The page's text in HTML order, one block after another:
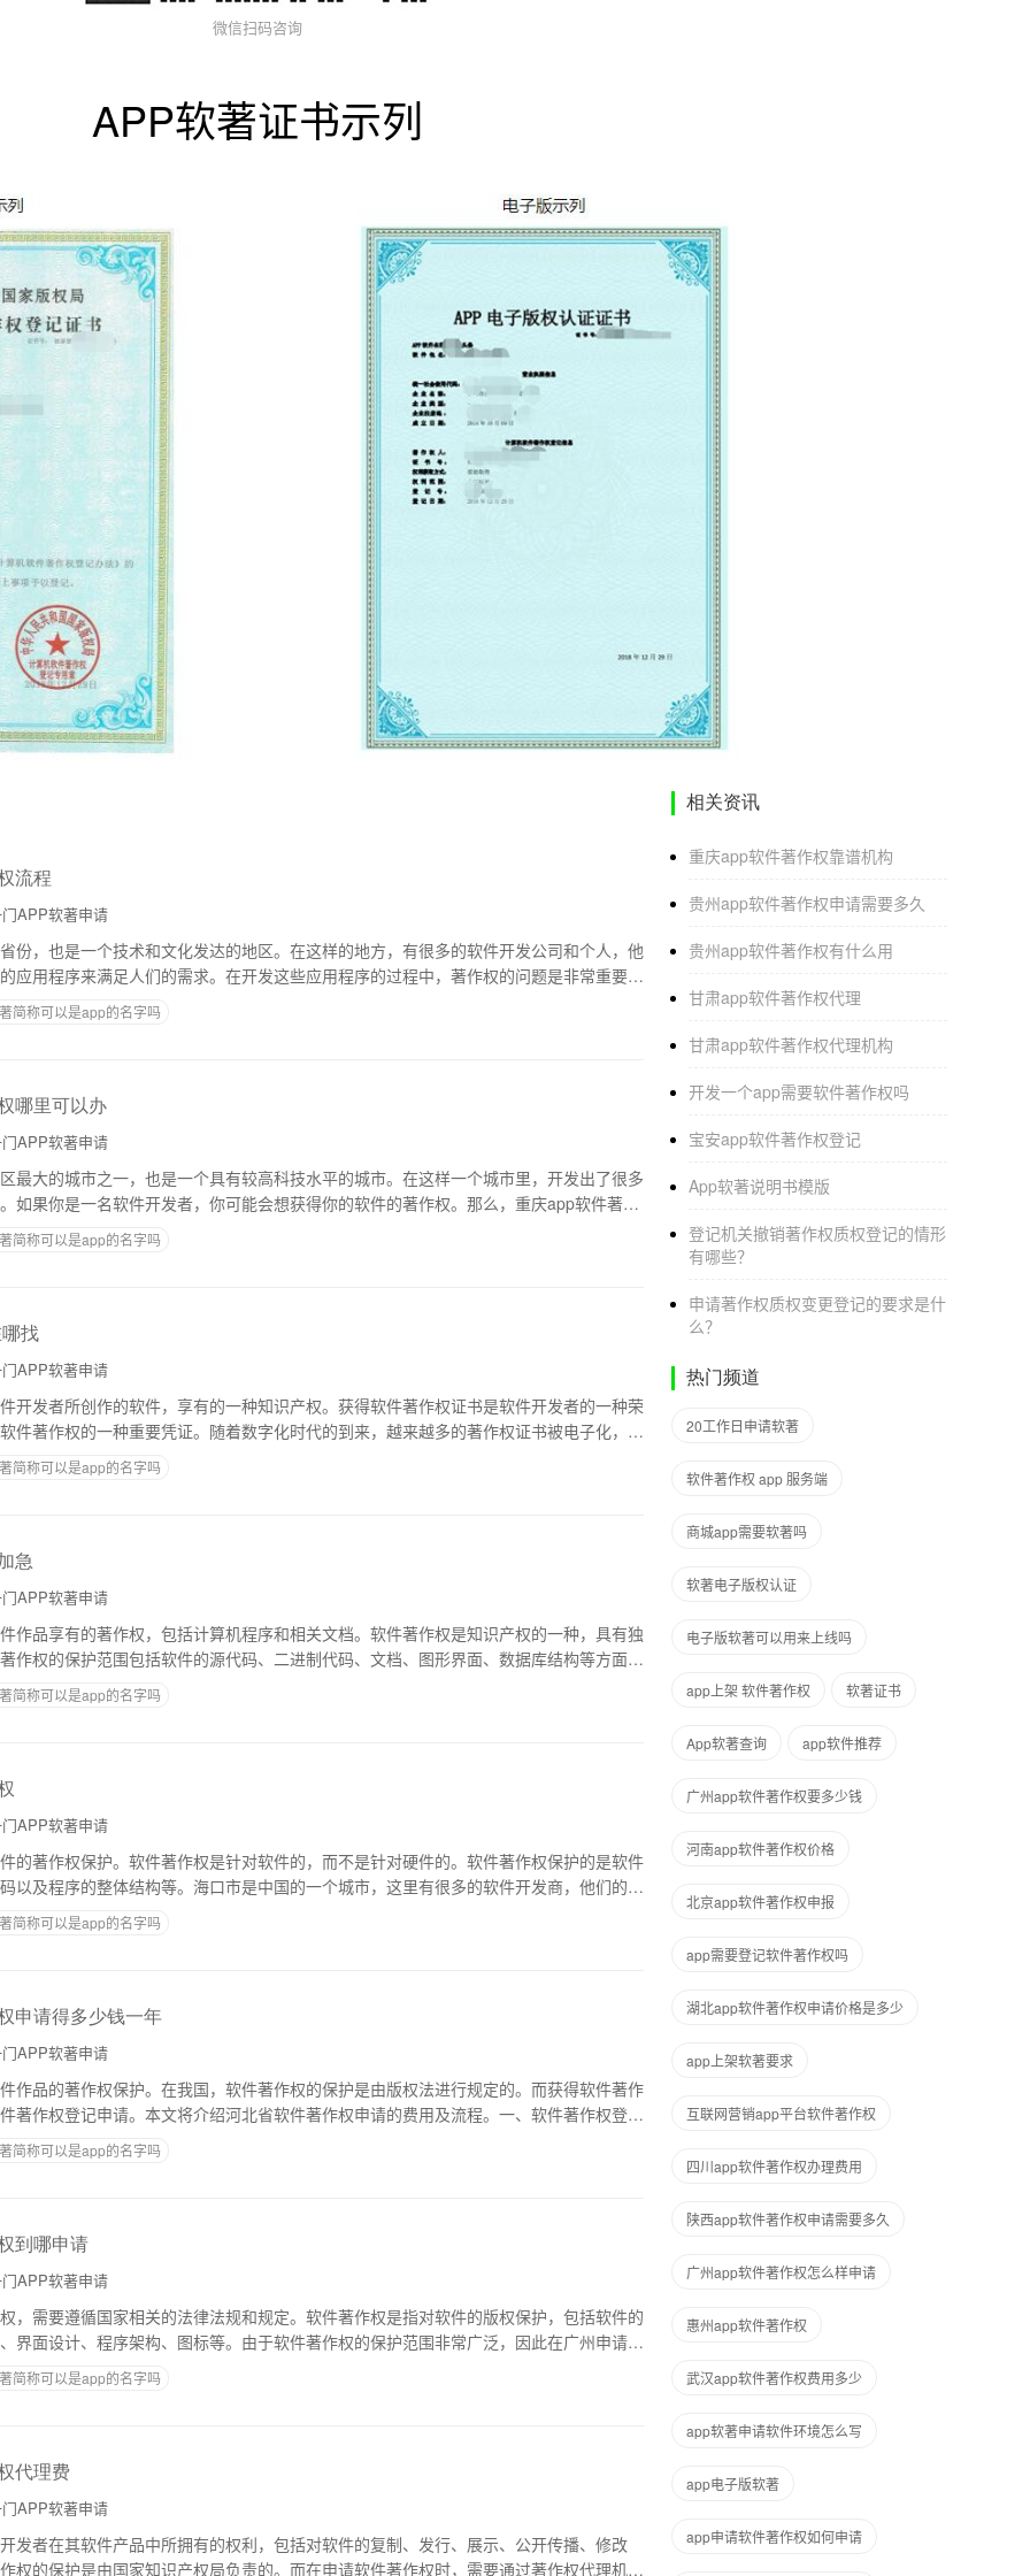
微信扫码咨询
APP软著证书示列
流程
APP软著申请
份，也是一个技术和文化发达的地区。在这样的地方，有很多的软件开发公司和个人，他
应用程序来满足人们的需求。在开发这些应用程序的过程中，著作权的问题是非常重要
陕西省app软件著作权的流程。一、软件著作
简称可以是app的名字吗
哪里可以办
APP软著申请
最大的城市之一，也是一个具有较高科技水平的城市。在这样一个城市里，开发出了很多
如果你是一名软件开发者，你可能会想获得你的软件的著作权。那么，重庆app软件著作
下面，我将为您介绍一下。一、什么是软件
简称可以是app的名字吗
找
APP软著申请
开发者所创作的软件，享有的一种知识产权。获得软件著作权证书是软件开发者的一种荣
件著作权的一种重要凭证。随着数字化时代的到来，越来越多的著作权证书被电子化，软
，软著证书电子版在哪里找呢？下面我们来详
简称可以是app的名字吗
急
APP软著申请
作品享有的著作权，包括计算机程序和相关文档。软件著作权是知识产权的一种，具有独
作权的保护范围包括软件的源代码、二进制代码、文档、图形界面、数据库结构等方面。
件的表现形式，而不是软件的功能或思想。在
简称可以是app的名字吗
APP软著申请
的著作权保护。软件著作权是针对软件的，而不是针对硬件的。软件著作权保护的是软件
以及程序的整体结构等。海口市是中国的一个城市，这里有很多的软件开发商，他们的软
。下面简单介绍一下海口app软件著作权的
简称可以是app的名字吗
申请得多少钱一年
APP软著申请
作品的著作权保护。在我国，软件著作权的保护是由版权法进行规定的。而获得软件著作
著作权登记申请。本文将介绍河北省软件著作权申请的费用及流程。一、软件著作权登记
权登记的费用是由国家知识产权局规定的，具
简称可以是app的名字吗
到哪申请
APP软著申请
，需要遵循国家相关的法律法规和规定。软件著作权是指对软件的版权保护，包括软件的
界面设计、程序架构、图标等。由于软件著作权的保护范围非常广泛，因此在广州申请软
原则。一、知识产权保护原则软件著作权是知
简称可以是app的名字吗
代理费
APP软著申请
发者在其软件产品中所拥有的权利，包括对软件的复制、发行、展示、公开传播、修改
权的保护是由国家知识产权局负责的。而在申请软件著作权时，需要通过著作权代理机构
相关资讯
重庆app软件著作权靠谱机构
贵州app软件著作权申请需要多久
贵州app软件著作权有什么用
甘肃app软件著作权代理
甘肃app软件著作权代理机构
开发一个app需要软件著作权吗
宝安app软件著作权登记
App软著说明书模版
登记机关撤销著作权质权登记的情形
有哪些？
申请著作权质权变更登记的要求是什
么？
热门频道
20工作日申请软著
软件著作权 app 服务端
商城app需要软著吗
软著电子版权认证
电子版软著可以用来上线吗
app上架 软件著作权 软著证书
App软著查询 app软件推荐
广州app软件著作权要多少钱
河南app软件著作权价格
北京app软件著作权申报
app需要登记软件著作权吗
湖北app软件著作权申请价格是多少
app上架软著要求
互联网营销app平台软件著作权
四川app软件著作权办理费用
陕西app软件著作权申请需要多久
广州app软件著作权怎么样申请
惠州app软件著作权
武汉app软件著作权费用多少
app软著申请软件环境怎么写
app电子版软著
app申请软件著作权如何申请